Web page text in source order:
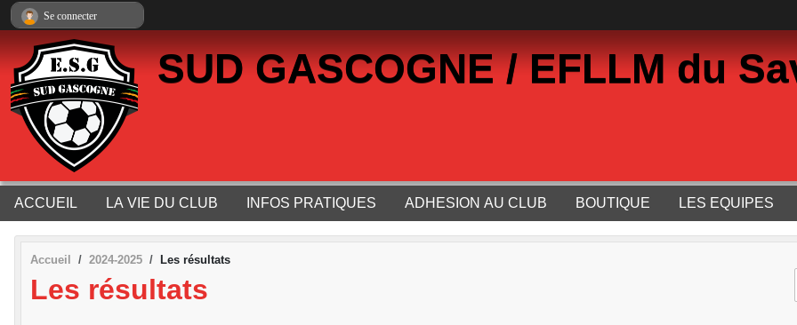
SUD GASCOGNE / EFLLM du
ACCUEIL LA VIE DU CLUB INFOS PRATIQUES ADHESION AU CLUB BOUTIQUE LES EQUIPES
Accueil 2024-2025 Les résultats
Les résultats
Se connecter
Panneau de gestion des cookies